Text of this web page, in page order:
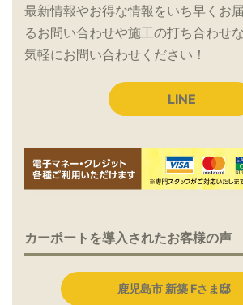
最新情報やお得な情報をいち早くお
るお問い合わせや施工の打ち合わせ
気軽にお問い合わせください！
LINE
カーポートを導入されたお客様の声
鹿児島市 新築 Fさま邸